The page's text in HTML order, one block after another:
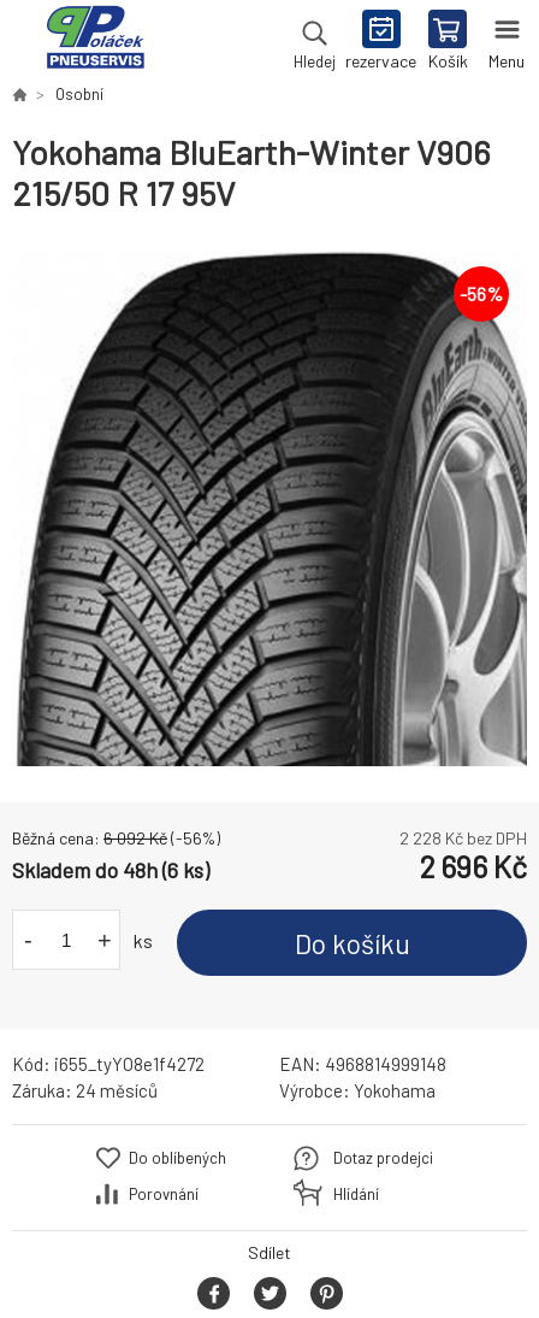
Hledej rezervace Košík Menu
Osobní
Yokohama BluEarth-Winter V906
215/50 R 17 95V
-56%
Běžná cena: 6 092Kč(-56%) 2 228 Kč bez DPH
Skladem do 48h (6 ks) 2 696 Kč
- + ks Do košíku
Kód: i655_tyYO8e1f4272 EAN: 4968814999148
Záruka: 24 měsíců Výrobce: Yokohama
Do oblíbených
Porovnání
Dotaz prodejci
Hlídání
Sdílet